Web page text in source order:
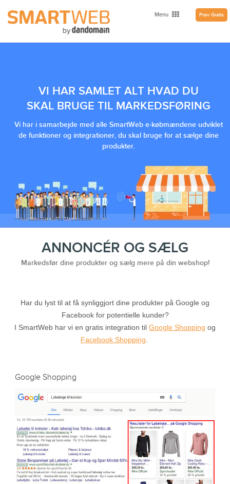
Menu Prøv Gratis
VI HAR SAMLET ALT HVAD DU
SKAL BRUGE TIL MARKEDSFØRING
Vi har i samarbejde med alle SmartWeb e-købmændene udviklet
de funktioner og integrationer, du skal bruge for at sælge dine
produkter.
ANNONCÉR OG SÆLG
Markedsfør dine produkter og sælg mere på din webshop!
Har du lyst til at få synliggjort dine produkter på Google og
Facebook for potentielle kunder?
I SmartWeb har vi en gratis integration til Google Shopping og
Facebook Shopping
Google Shopping